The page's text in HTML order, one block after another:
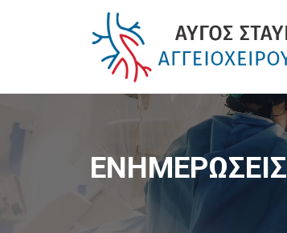
ΕΝΗΜΕΡΩΣΕΙΣ